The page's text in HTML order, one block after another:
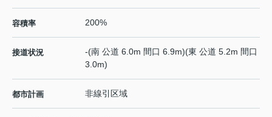
容積率 200%
接道状況
-(南 公道 6.0m 間口 6.9m)(東 公道 5.2m 間口
3.0m)
都市計画 非線引区域